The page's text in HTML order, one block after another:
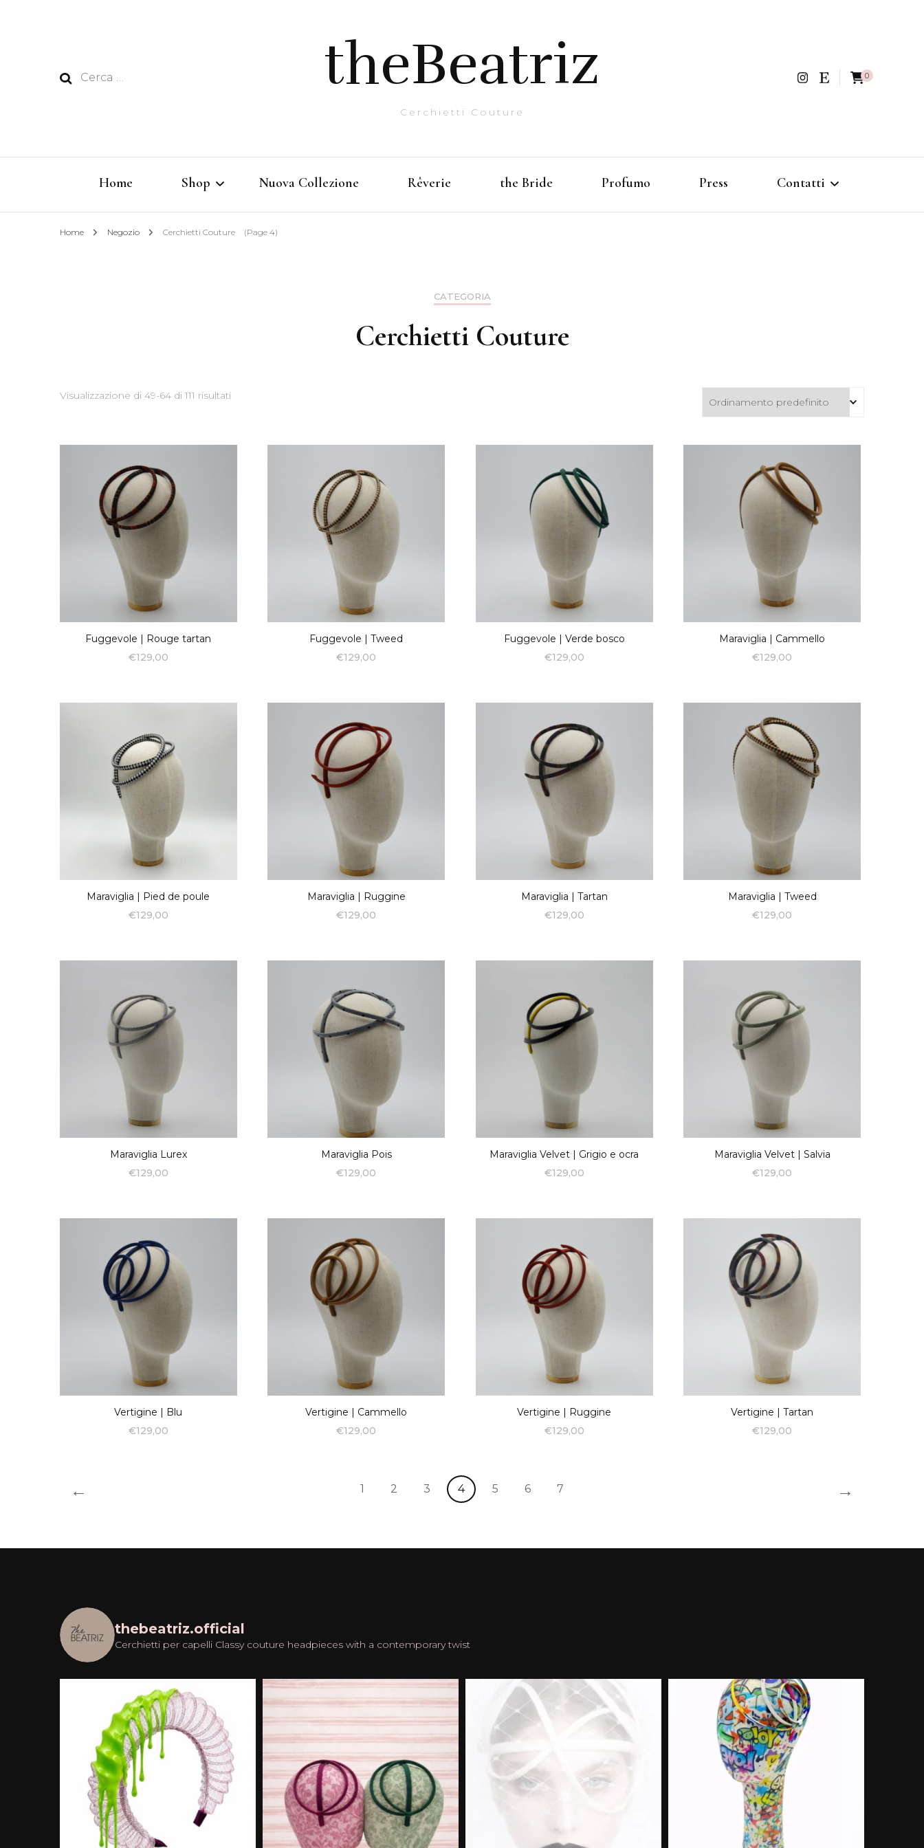
Ricerca
theBeatriz
Cerchietti Couture
0
Home Shop
the Bride
Nuova Collezione Rêverie the Bride Profumo Press Contatti
Home Negozio Cerchietti Couture (Page 4)
CATEGORIA
Cerchietti Couture
Visualizzazione di 49-64 di 111 risultati
Fuggevole | Rouge tartan
€129,00
Fuggevole | Tweed
€129,00
Fuggevole | Verde bosco
€129,00
Maraviglia | Cammello
€129,00
Maraviglia | Pied de poule
€129,00
Maraviglia | Ruggine
€129,00
Maraviglia | Tartan
€129,00
Maraviglia | Tweed
€129,00
Maraviglia Lurex
€129,00
Maraviglia Pois
€129,00
Maraviglia Velvet | Grigio e ocra
€129,00
Maraviglia Velvet | Salvia
€129,00
Vertigine | Blu
€129,00
Vertigine | Cammello
€129,00
Vertigine | Ruggine
€129,00
Vertigine | Tartan
€129,00
← 1 2 3 4 5 6 7 →
thebeatriz.official
Cerchietti per capelli Classy couture headpieces with a contemporary twist